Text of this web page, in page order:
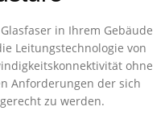
in Ihrem Gebäude
Leitungstechnologie von
ohne
Anforderungen der sich
zu werden.